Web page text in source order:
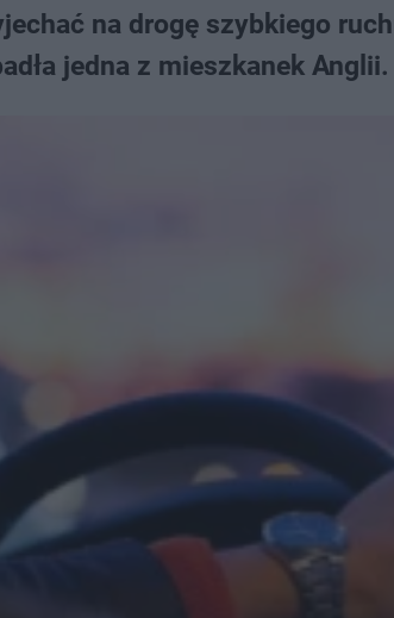
na drogę szybkiego
jedna z mieszkanek